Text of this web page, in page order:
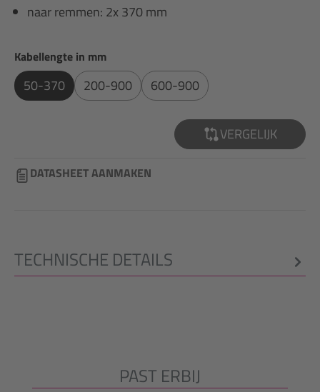
naar remmen: 2x 370 mm
Selecteer
Kabellengte in mm
50-370 200-900 600-900
VERGELIJK
DATASHEET AANMAKEN
TECHNISCHE DETAILS
Productgalerij overslaanPAST ERBIJ